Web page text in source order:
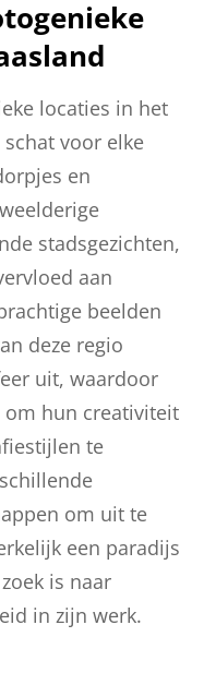
locaties in het
voor elke
en
stadsgezichten,
aan
beelden
deze regio
uit, waardoor
hun creativiteit
te
om uit te
een paradijs
is naar
in zijn werk.